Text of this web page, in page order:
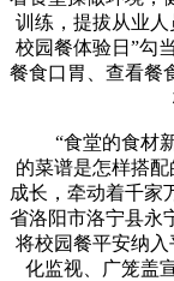
训练，提拔从业
校园餐体验日”勾
餐食口胃、查看餐
“食堂的食材新
的菜谱是怎样搭
成长，牵动着千家
省洛阳市洛宁县永
将校园餐平安纳
化监视、广笼盖